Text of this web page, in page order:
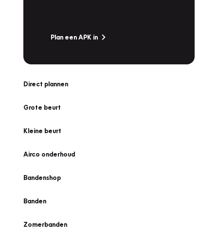
Plan een APK in
Direct plannen
Grote beurt
Kleine beurt
Airco onderhoud
Bandenshop
Banden
Zomerbanden